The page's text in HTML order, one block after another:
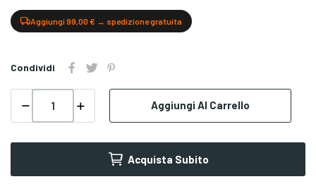
Aggiungi 99,00 € → spedizione gratuita
Condividi
Aggiungi Al Carrello
Acquista Subito